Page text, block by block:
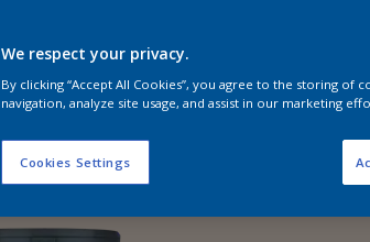
We respect your privacy.
By clicking “Accept All Cookies”, you agree to the storing of
navigation, analyze site usage, and assist in our marketing
Cookies Settings